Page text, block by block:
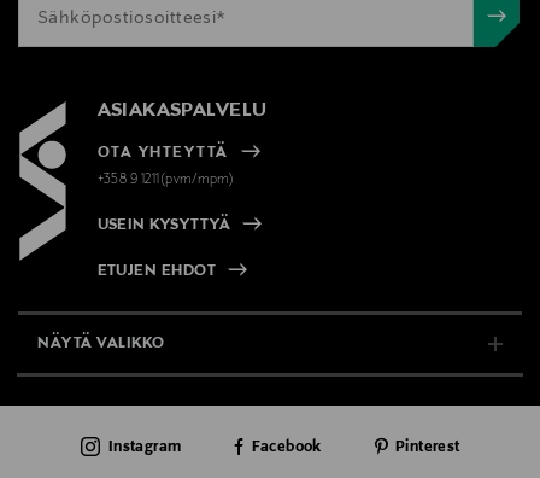
ASIAKASPALVELU
OTA YHTEYTTÄ
+358 9 1211(pvm/mpm)
USEIN KYSYTTYÄ
ETUJEN EHDOT
NÄYTÄ VALIKKO
AJANKOHTAISTA
Instagram Facebook Pinterest